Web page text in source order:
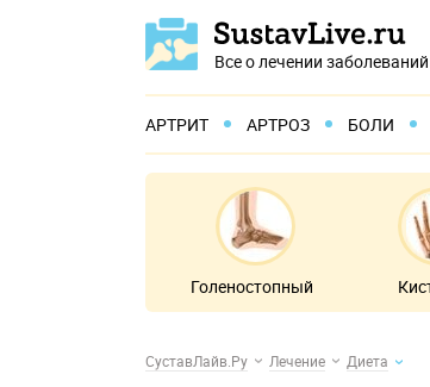
Все о лечении
АРТРИТ АРТРОЗ БОЛИ
Голеностопный
СуставЛайв.Ру Лечение Диета